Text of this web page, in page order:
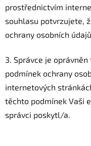
prostřednictvím
souhlasu potvrzujete,
ochrany osobních
3. Správce je
podmínek ochrany
internetových
těchto podmínek Vaši
správci poskytl/a.